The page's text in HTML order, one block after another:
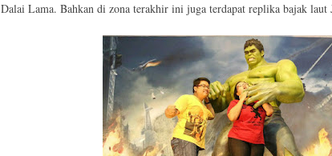
Dalai Lama. Bahkan di zona terakhir ini juga terdapat replika bajak laut